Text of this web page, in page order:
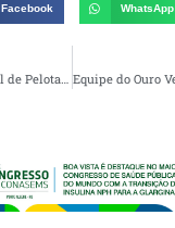
Facebook WhatsApp
Campinense bate Brasil de Pelotas e mantém 100% de aproveitamento na Série C